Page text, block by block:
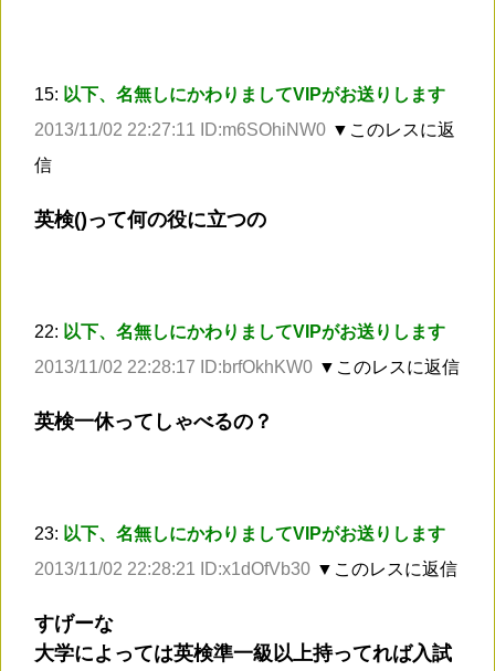
15: 以下、名無しにかわりましてVIPがお送りします
2013/11/02 22:27:11 ID:m6SOhiNW0 ▼このレスに返
信
英検()って何の役に立つの
22: 以下、名無しにかわりましてVIPがお送りします
2013/11/02 22:28:17 ID:brfOkhKW0 ▼このレスに返信
英検一休ってしゃべるの？
23: 以下、名無しにかわりましてVIPがお送りします
2013/11/02 22:28:21 ID:x1dOfVb30 ▼このレスに返信
すげーな
大学によっては英検準一級以上持ってれば入試